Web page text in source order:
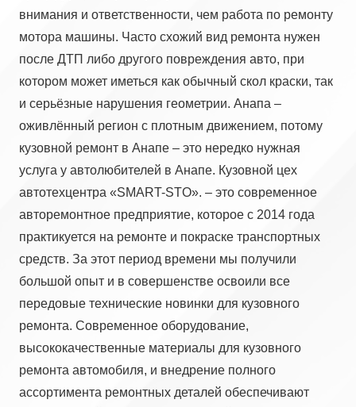
внимания и ответственности, чем работа по ремонту
мотора машины. Часто схожий вид ремонта нужен
после ДТП либо другого повреждения авто, при
котором может иметься как обычный скол краски, так
и серьёзные нарушения геометрии. Анапа –
оживлённый регион с плотным движением, потому
кузовной ремонт в Анапе – это нередко нужная
услуга у автолюбителей в Анапе. Кузовной цех
автотехцентра «SMART-STO». – это современное
авторемонтное предприятие, которое с 2014 года
практикуется на ремонте и покраске транспортных
средств. За этот период времени мы получили
большой опыт и в совершенстве освоили все
передовые технические новинки для кузовного
ремонта. Современное оборудование,
высококачественные материалы для кузовного
ремонта автомобиля, и внедрение полного
ассортимента ремонтных деталей обеспечивают